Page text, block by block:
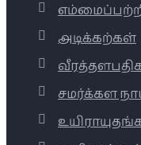
அடிக்கற்கள்
சமர்க்கள